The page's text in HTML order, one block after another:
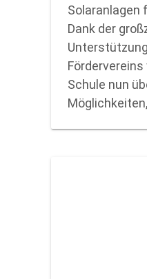
Solaranlagen
Dank der
Schule nun